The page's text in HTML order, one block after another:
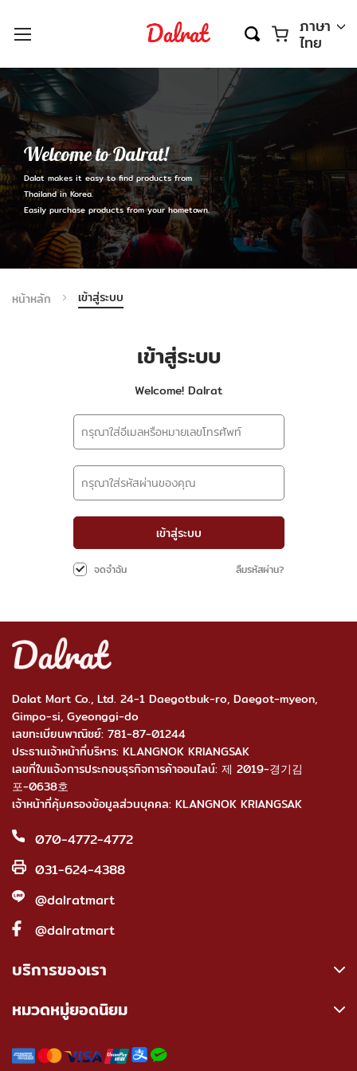
ตะกร้าภาษา
ไทย
Welcome to Dalrat!
Dalat makes it easy to find products from
Thailand in Korea.
Easily purchase products from your hometown.
หน้าหลัก เข้าสู่ระบบ
เข้าสู่ระบบ
Welcome! Dalrat
เข้าสู่ระบบ
จดจำฉัน ลืมรหัสผ่าน?
Dalat Mart Co., Ltd. 24-1 Daegotbuk-ro, Daegot-myeon,
Gimpo-si, Gyeonggi-do
เลขทะเบียนพาณิชย์: 781-87-01244
ประธานเจ้าหน้าที่บริหาร: KLANGNOK KRIANGSAK
เลขที่ใบแจ้งการประกอบธุรกิจการค้าออนไลน์: 제 2019-경기김
포-0638호
เจ้าหน้าที่คุ้มครองข้อมูลส่วนบุคคล: KLANGNOK KRIANGSAK
070-4772-4772
031-624-4388
@dalratmart
@dalratmart
บริการของเรา
หมวดหมู่ยอดนิยม